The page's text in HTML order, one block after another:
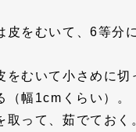
皮をむいて、6等分
をむいて小さめに切
（幅1cmくらい）。
取って、茹でておく